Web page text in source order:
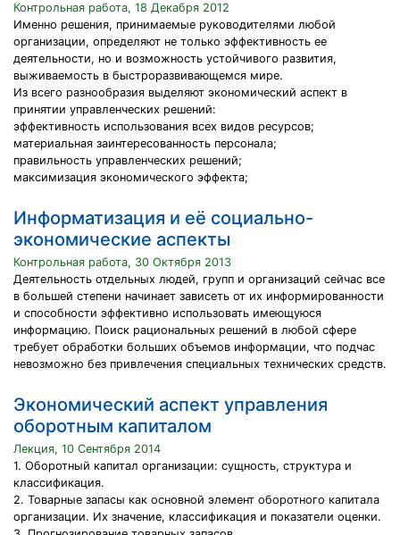
Контрольная работа, 18 Декабря 2012
Именно решения, принимаемые руководителями любой
организации, определяют не только эффективность ее
деятельности, но и возможность устойчивого развития,
выживаемость в быстроразвивающемся мире.
Из всего разнообразия выделяют экономический аспект в
принятии управленческих решений:
эффективность использования всех видов ресурсов;
материальная заинтересованность персонала;
правильность управленческих решений;
максимизация экономического эффекта;
Информатизация и её социально-
экономические аспекты
Контрольная работа, 30 Октября 2013
Деятельность отдельных людей, групп и организаций сейчас все
в большей степени начинает зависеть от их информированности
и способности эффективно использовать имеющуюся
информацию. Поиск рациональных решений в любой сфере
требует обработки больших объемов информации, что подчас
невозможно без привлечения специальных технических средств.
Экономический аспект управления
оборотным капиталом
Лекция, 10 Сентября 2014
1. Оборотный капитал организации: сущность, структура и
классификация.
2. Товарные запасы как основной элемент оборотного капитала
организации. Их значение, классификация и показатели оценки.